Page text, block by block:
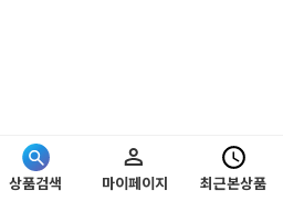
상품검색 마이페이지 최근본상품